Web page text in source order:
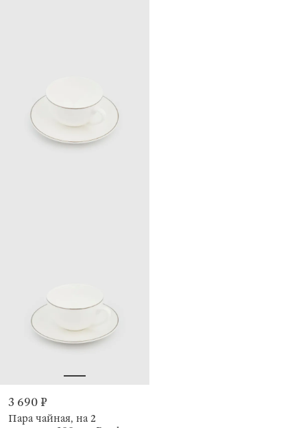
3 690 ₽
Пара чайная, на 2